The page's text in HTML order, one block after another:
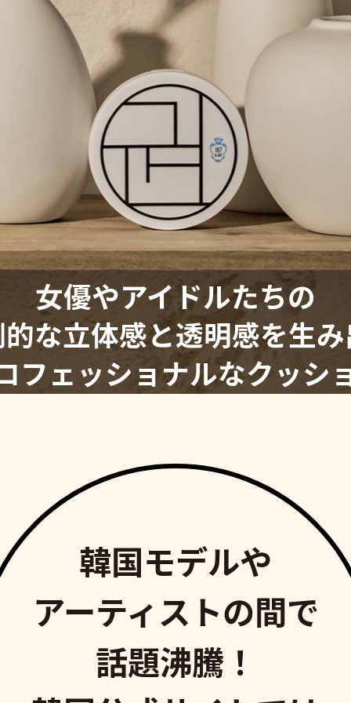
女優やアイドルたちの
な立体感と透明感を生
フェッショナルなクッシ
韓国モデルや
アーティストの間で
話題沸騰！